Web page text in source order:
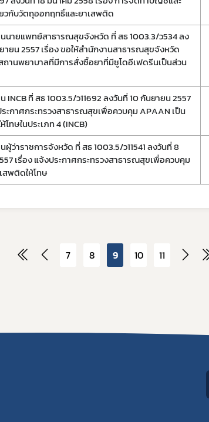
วกับวัตถุออกฤทธิ์และยาเสพติด
นายแพทย์สาธารณสุขจังหวัด ที่ สธ 1003.3/ว534 ลง
ายน 2557 เรื่อง ขอให้สำนักงานสาธารณสุขจังหวัด
านพยาบาลที่มีการสั่งซื้อยาที่มีซูโดอีเฟดรีนเป็นส่วน
INCB ที่ สธ 1003.5/ว11692 ลงวันที่ 10 กันยายน 2557
ระกาศกระทรวงสาธารณสุขเพื่อควบคุม APAAN เป็น
โทษในประเภท 4 (INCB)
ผู้ว่าราชการจังหวัด ที่ สธ 1003.5/ว11541 ลงวันที่ 8
เรื่อง แจ้งประกาศกระทรวงสาธารณสุขเพื่อควบคุม
สพติดให้โทษ
7 8 9 10 11